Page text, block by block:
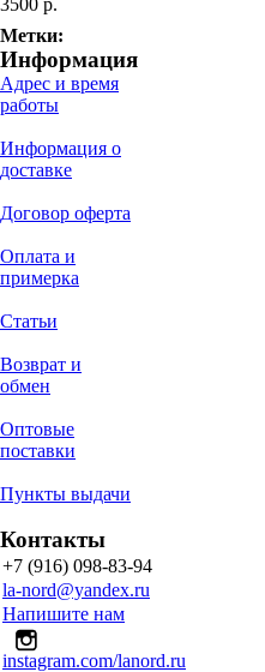
3500 р.
Метки:
Информация
Адрес и время
работы
Информация о
доставке
Договор оферта
Оплата и
примерка
Статьи
Возврат и
обмен
Оптовые
поставки
Пункты выдачи
Контакты
+7 (916) 098-83-94
la-nord@yandex.ru
Напишите нам
instagram.com/lanord.ru